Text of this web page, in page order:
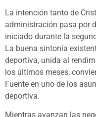
La intención tanto de
administración pasa por
iniciado durante la
La buena sintonía
deportiva, unida al
los últimos meses,
Fuente en uno de los
deportiva.
Mientras avanzan las